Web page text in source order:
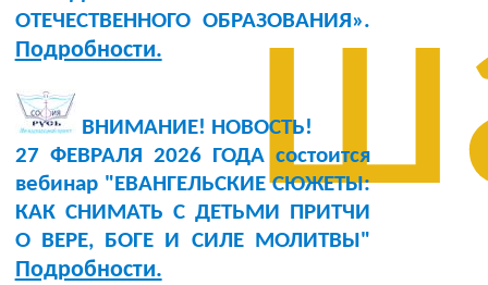
ОТЕЧЕСТВЕННОГО ОБРАЗОВАНИЯ».
Подробности.
ВНИМАНИЕ! НОВОСТЬ!
27 ФЕВРАЛЯ 2026 ГОДА состоится
вебинар "ЕВАНГЕЛЬСКИЕ СЮЖЕТЫ:
КАК СНИМАТЬ С ДЕТЬМИ ПРИТЧИ
О ВЕРЕ, БОГЕ И СИЛЕ МОЛИТВЫ"
Подробности.